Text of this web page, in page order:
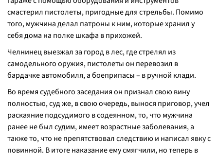
смастерил пистолеты, пригодные для стрельбы. Помимо
того, мужчина делал патроны к ним, которые хранил у
себя дома на полке шкафа в прихожей.
Челнинец выезжал за город в лес, где стрелял из
самодельного оружия, пистолеты он перевозил в
бардачке автомобиля, а боеприпасы – в ручной клади.
Во время судебного заседания он признал свою вину
полностью, суд же, в свою очередь, вынося приговор, учел
раскаяние подсудимого в содеянном, то, что мужчина
ранее не был судим, имеет возрастные заболевания, а
также то, что не препятствовал следствию и написал явку с
повинной. В итоге наказание ему смягчили, но теперь в